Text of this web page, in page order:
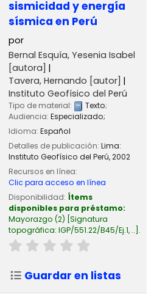
sismicidad y energía
sísmica en Perú
por
Bernal Esquía, Yesenia Isabel
[autora]
Tavera, Hernando [autor]
Instituto Geofísico del Perú
Tipo de material: Texto;
Audiencia: Especializado;
Idioma: Español
Detalles de publicación: Lima:
Instituto Geofísico del Perú,2002
Recursos en línea:
Clic para acceso en línea
Disponibilidad: Ítems
disponibles para préstamo:
Mayorazgo (2) Signatura
topográfica: IGP/551.22/B45/Ej.1, .. .
Guardar en listas